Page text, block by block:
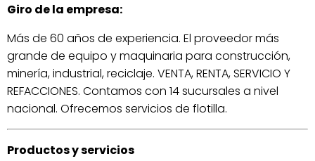
Giro de la empresa:
Más de 60 años de experiencia. El proveedor más
grande de equipo y maquinaria para construcción,
minería, industrial, reciclaje. VENTA, RENTA, SERVICIO Y
REFACCIONES. Contamos con 14 sucursales a nivel
nacional. Ofrecemos servicios de flotilla.
Productos y servicios